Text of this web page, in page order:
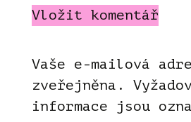
Vložit komentář
Vaše e-mailová
zveřejněna.
informace jsou